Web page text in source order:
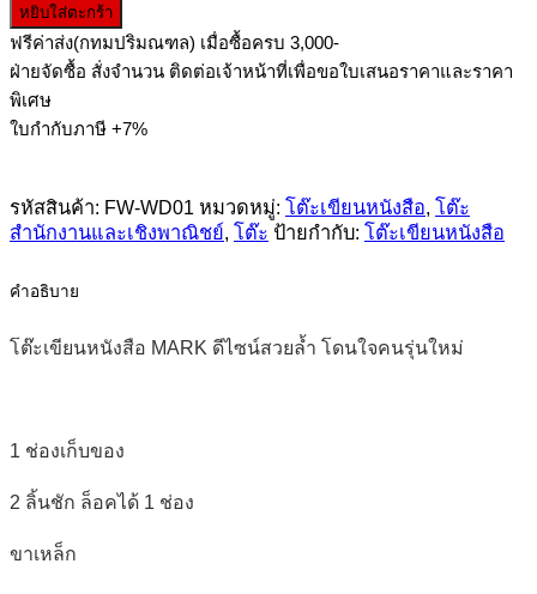
โต๊ะ
เขียน
หนังสือ
MARK
ชิ้น
หยิบใส่ตะกร้า
ฟรีค่าส่ง(กทมปริมณฑล) เมื่อซื้อครบ 3,000-
ฝ่ายจัดซื้อ สั่งจำนวน ติดต่อเจ้าหน้าที่เพื่อขอใบเสนอราคาและราคา
พิเศษ
ใบกำกับภาษี +7%
รหัสสินค้า: FW-WD01 หมวดหมู่: โต๊ะเขียนหนังสือ, โต๊ะ
สำนักงานและเชิงพาณิชย์, โต๊ะ ป้ายกำกับ: โต๊ะเขียนหนังสือ
คำอธิบาย
โต๊ะเขียนหนังสือ MARK ดีไซน์สวยล้ำ โดนใจคนรุ่นใหม่
1 ช่องเก็บของ
2 ลิ้นชัก ล็อคได้ 1 ช่อง
ขาเหล็ก